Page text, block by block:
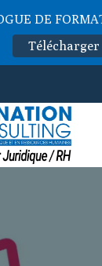
DE
Télécharger